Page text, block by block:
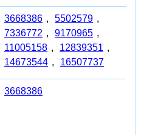
3668386 , 5502579 ,
7336772 , 9170965 ,
11005158 , 12839351 ,
14673544 , 16507737
3668386